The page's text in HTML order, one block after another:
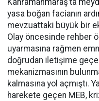
yasa boğan facianın
mevzuattaki büyük bir
Olay öncesinde rehber
uyarmasına rağmen
doğrudan iletişime
mekanizmasının
kalmasına yol açmıştı.
harekete geçen MEB,